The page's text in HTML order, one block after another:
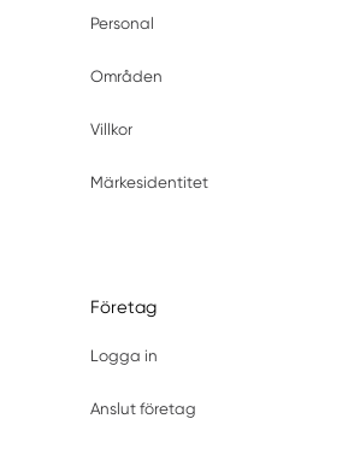
Personal
Områden
Villkor
Märkesidentitet
Företag
Logga in
Anslut företag